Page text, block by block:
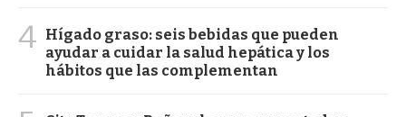
4 Hígado graso: seis bebidas que pueden
ayudar a cuidar la salud hepática y los
hábitos que las complementan